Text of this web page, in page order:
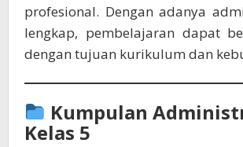
profesional. Dengan adanya
lengkap, pembelajaran dapat
dengan tujuan kurikulum dan
Kumpulan
Kelas 5